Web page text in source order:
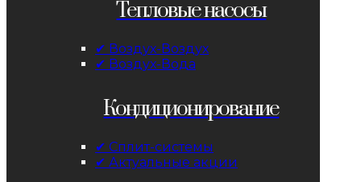
Тепловые насосы
✔ Воздух-Воздух
✔ Воздух-Вода
Кондиционирование
✔ Сплит-системы
✔ Актуальные акции